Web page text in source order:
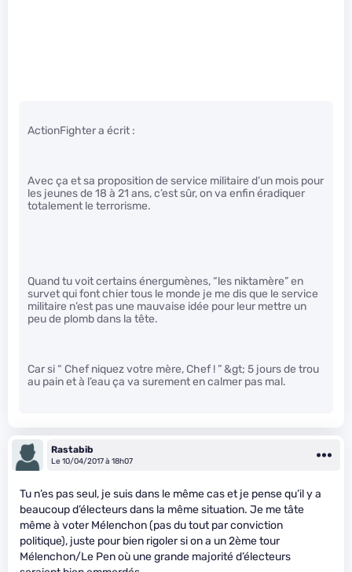
ActionFighter a écrit :
Avec ça et sa proposition de service militaire d’un mois pour
les jeunes de 18 à 21 ans, c’est sûr, on va enfin éradiquer
totalement le terrorisme.
Quand tu voit certains énergumènes, “les niktamère” en
survet qui font chier tous le monde je me dis que le service
militaire n’est pas une mauvaise idée pour leur mettre un
peu de plomb dans la tête.
Car si “ Chef niquez votre mère, Chef ! ” &gt; 5 jours de trou
au pain et à l’eau ça va surement en calmer pas mal.
Rastabib
Le 10/04/2017 à 18h07
Tu n’es pas seul, je suis dans le même cas et je pense qu’il y a
beaucoup d’électeurs dans la même situation. Je me tâte
même à voter Mélenchon (pas du tout par conviction
politique), juste pour bien rigoler si on a un 2ème tour
Mélenchon/Le Pen où une grande majorité d’électeurs